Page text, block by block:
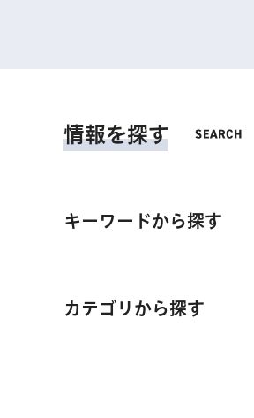
情報を探す
キーワードから探す
カテゴリから探す